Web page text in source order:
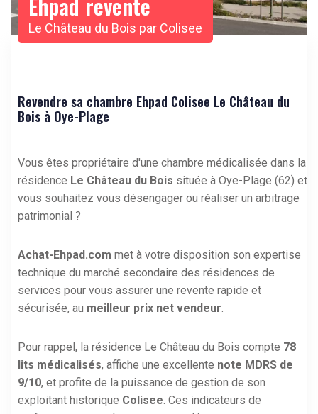
Le Château du Bois par Colisee
Revendre sa chambre Ehpad Colisee Le Château du
Bois à Oye-Plage
Vous êtes propriétaire d'une chambre médicalisée dans la
résidence Le Château du Bois située à Oye-Plage (62) et
vous souhaitez vous désengager ou réaliser un arbitrage
patrimonial ?
Achat-Ehpad.com met à votre disposition son expertise
technique du marché secondaire des résidences de
services pour vous assurer une revente rapide et
sécurisée, au meilleur prix net vendeur.
Pour rappel, la résidence Le Château du Bois compte 78
lits médicalisés, affiche une excellente note MDRS de
9/10, et profite de la puissance de gestion de son
exploitant historique Colisee. Ces indicateurs de